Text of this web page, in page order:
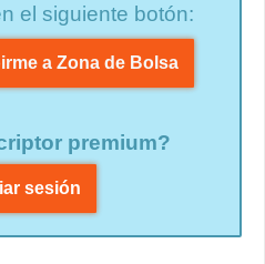
el siguiente botón:
a Zona de Bolsa
premium?
sesión